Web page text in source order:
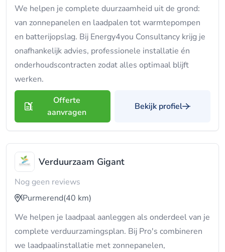
We helpen je complete duurzaamheid uit de grond:
van zonnepanelen en laadpalen tot warmtepompen
en batterijopslag. Bij Energy4you Consultancy krijg je
onafhankelijk advies, professionele installatie én
onderhoudscontracten zodat alles optimaal blijft
werken.
Offerte
aanvragen
Bekijk profiel
Verduurzaam Gigant
Nog geen reviews
Purmerend(40 km)
We helpen je laadpaal aanleggen als onderdeel van je
complete verduurzamingsplan. Bij Pro's combineren
we laadpaalinstallatie met zonnepanelen,